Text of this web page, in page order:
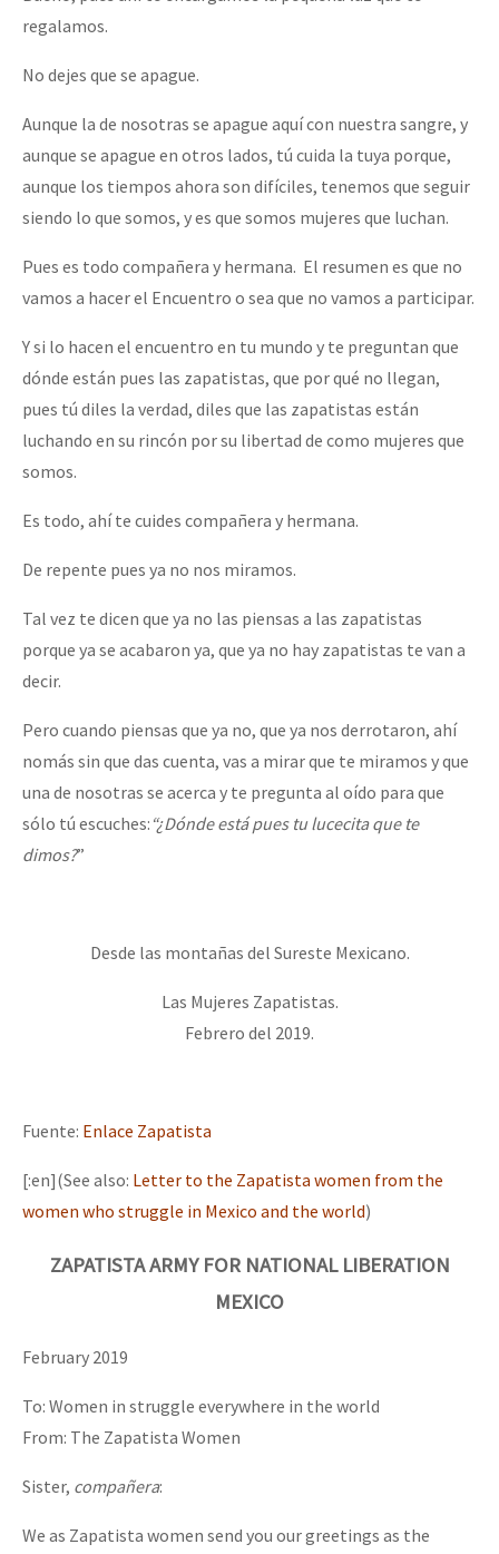
regalamos.
No dejes que se apague.
Aunque la de nosotras se apague aquí con nuestra sangre, y
aunque se apague en otros lados, tú cuida la tuya porque,
aunque los tiempos ahora son difíciles, tenemos que seguir
siendo lo que somos, y es que somos mujeres que luchan.
Pues es todo compañera y hermana. El resumen es que no
vamos a hacer el Encuentro o sea que no vamos a participar.
Y si lo hacen el encuentro en tu mundo y te preguntan que
dónde están pues las zapatistas, que por qué no llegan,
pues tú diles la verdad, diles que las zapatistas están
luchando en su rincón por su libertad de como mujeres que
somos.
Es todo, ahí te cuides compañera y hermana.
De repente pues ya no nos miramos.
Tal vez te dicen que ya no las piensas a las zapatistas
porque ya se acabaron ya, que ya no hay zapatistas te van a
decir.
Pero cuando piensas que ya no, que ya nos derrotaron, ahí
nomás sin que das cuenta, vas a mirar que te miramos y que
una de nosotras se acerca y te pregunta al oído para que
sólo tú escuches: “¿Dónde está pues tu lucecita que te
dimos?”
Desde las montañas del Sureste Mexicano.
Las Mujeres Zapatistas.
Febrero del 2019.
Fuente: Enlace Zapatista
[:en](See also: Letter to the Zapatista women from the
women who struggle in Mexico and the world)
ZAPATISTA ARMY FOR NATIONAL LIBERATION
MEXICO
February 2019
To: Women in struggle everywhere in the world
From: The Zapatista Women
Sister, compañera:
We as Zapatista women send you our greetings as the